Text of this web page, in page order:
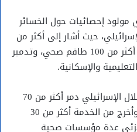
إحصائيات حول الخسائر
حيث أشار إلى أكثر من
32 ألف قتيل ومفقود، واعتقال أكثر من 100 طاقم صحي، وتدمير
والإسكانية.
وأكد ولد سيدي مولود أن الاحتلال الإسرائيلي دمر أكثر من 70
ألف وحدة سكنية بشكل كلي، وأخرج من الخدمة أكثر من 30
عدة مؤسسات صحية